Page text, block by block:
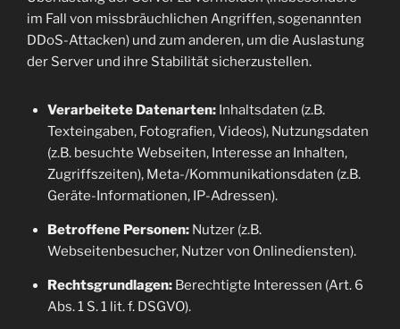
im Fall von missbräuchlichen Angriffen, sogenannten
DDoS-Attacken) und zum anderen, um die Auslastung
der Server und ihre Stabilität sicherzustellen.
Verarbeitete Datenarten:Inhaltsdaten (z.B.
Texteingaben, Fotografien, Videos), Nutzungsdaten
(z.B. besuchte Webseiten, Interesse an Inhalten,
Zugriffszeiten), Meta-/Kommunikationsdaten (z.B.
Geräte-Informationen, IP-Adressen).
Betroffene Personen:Nutzer (z.B.
Webseitenbesucher, Nutzer von Onlinediensten).
Rechtsgrundlagen:Berechtigte Interessen (Art. 6
Abs. 1 S. 1 lit. f. DSGVO).